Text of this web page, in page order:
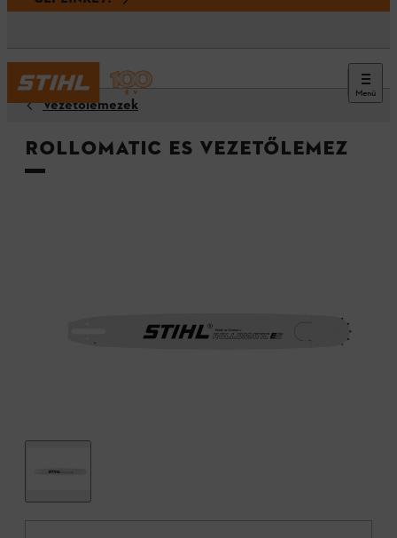
Menü
Vezetőlemezek
Rollomatic ES vezetőlemez